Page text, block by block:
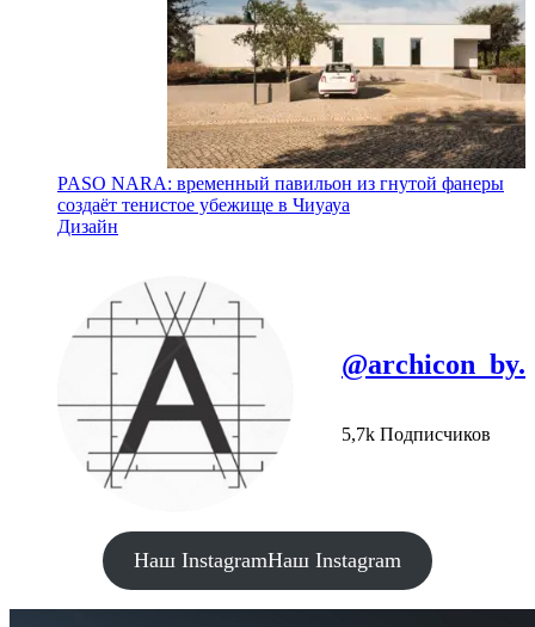
PASO NARA: временный павильон из гнутой фанеры
создаёт тенистое убежище в Чиуауа
Дизайн
@archicon_by.
5,7k Подписчиков
Наш InstagramНаш Instagram